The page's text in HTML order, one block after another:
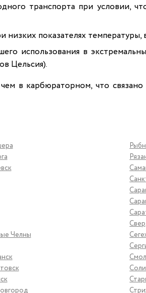
транспорта при условии,
показателях температуры,
использования в
Цельсия).
в карбюраторном, что
Челны